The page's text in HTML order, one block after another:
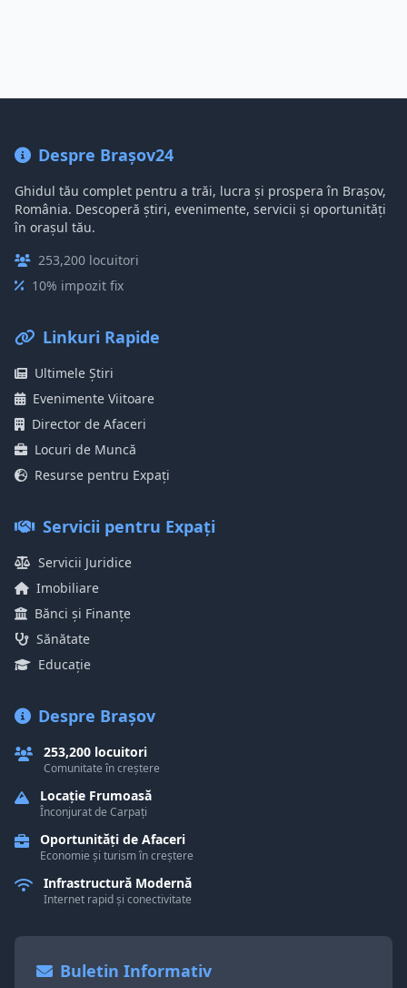
Despre Brașov24
Ghidul tău complet pentru a trăi, lucra și prospera în Brașov,
România. Descoperă știri, evenimente, servicii și oportunități
în orașul tău.
253,200 locuitori
10% impozit fix
Linkuri Rapide
Ultimele Știri
Evenimente Viitoare
Director de Afaceri
Locuri de Muncă
Resurse pentru Expați
Servicii pentru Expați
Servicii Juridice
Imobiliare
Bănci și Finanțe
Sănătate
Educație
Despre Brașov
253,200 locuitori
Comunitate în creștere
Locație Frumoasă
Înconjurat de Carpați
Oportunități de Afaceri
Economie și turism în creștere
Infrastructură Modernă
Internet rapid și conectivitate
Buletin Informativ